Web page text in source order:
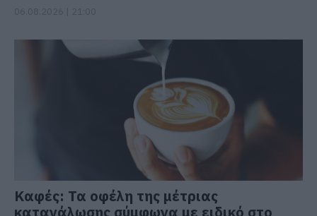
Καφές: Τα οφέλη της μέτριας
κατανάλωσης σύμφωνα με ειδικό στο